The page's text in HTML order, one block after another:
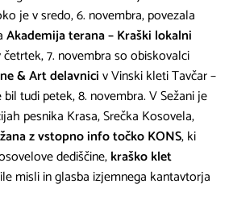
je v sredo, 6. novembra, povezala
Akademija terana – Kraški lokalni
četrtek, 7. novembra so obiskovalci
& Art delavniciv Vinski kleti Tavčar –
tudi petek, 8. novembra. V Sežani je
pesnika Krasa, Srečka Kosovela,
z vstopno info točko KONS, ki
dediščine,kraško klet
misli in glasba izjemnega kantavtorja